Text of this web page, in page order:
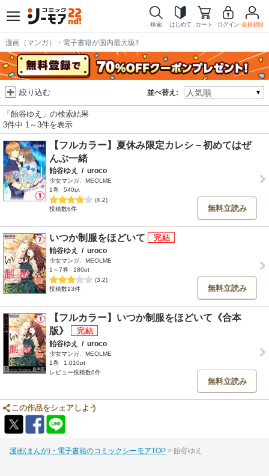
検索 はじめて カート ログイン 会員登録
漫画（マンガ）・電子書籍が国内最大級!!
並べ替え:
絞り込む
「飴谷ゆえ」の検索結果
3件中 1～3件を表示
【フルカラー】夏休み限定カレシ－初めてはぜ
んぶ一緒
飴谷ゆえ / uroco
少女マンガ、MEQLME
1巻
540pt
(4.2)
投稿数6件
無料立読み
いつか制服をほどいて
飴谷ゆえ / uroco
少女マンガ、MEQLME
1～7巻
180pt
(3.2)
投稿数13件
無料立読み
【フルカラー】いつか制服をほどいて《合本
版》
飴谷ゆえ / uroco
少女マンガ、MEQLME
1巻
1,010pt
レビュー投稿数0件
無料立読み
この作品をシェアしよう
漫画(まんが)・電子書籍のコミックシーモアTOP 飴谷ゆえ